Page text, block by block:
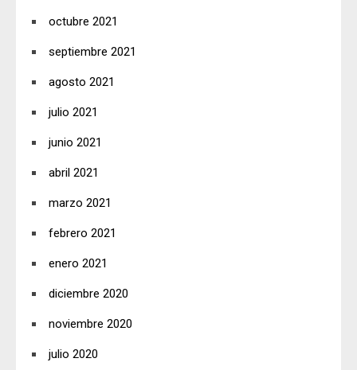
octubre 2021
septiembre 2021
agosto 2021
julio 2021
junio 2021
abril 2021
marzo 2021
febrero 2021
enero 2021
diciembre 2020
noviembre 2020
julio 2020